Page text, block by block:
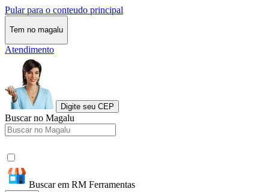
Pular para o conteudo principal
Tem no magalu
Atendimento
Digite seu CEP
Buscar no Magalu
Buscar em RM Ferramentas